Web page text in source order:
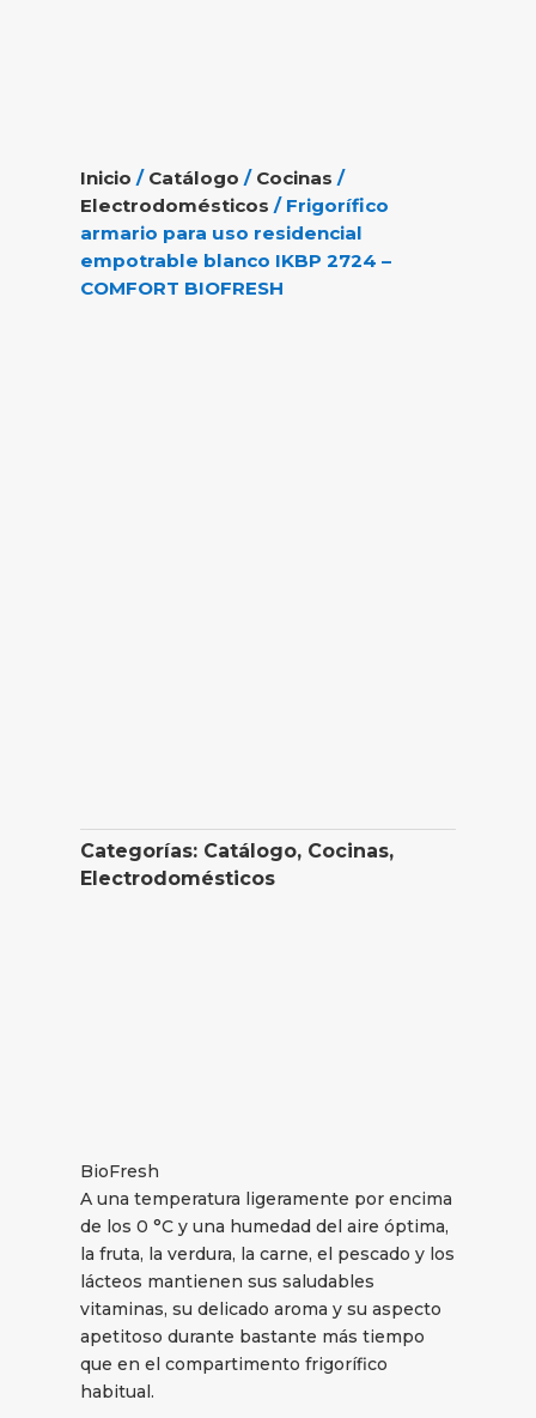
Inicio / Catálogo / Cocinas /
Electrodomésticos / Frigorífico
armario para uso residencial
empotrable blanco IKBP 2724 –
COMFORT BIOFRESH
Categorías: Catálogo, Cocinas,
Electrodomésticos
BioFresh
A una temperatura ligeramente por encima
de los 0 °C y una humedad del aire óptima,
la fruta, la verdura, la carne, el pescado y los
lácteos mantienen sus saludables
vitaminas, su delicado aroma y su aspecto
apetitoso durante bastante más tiempo
que en el compartimento frigorífico
habitual.